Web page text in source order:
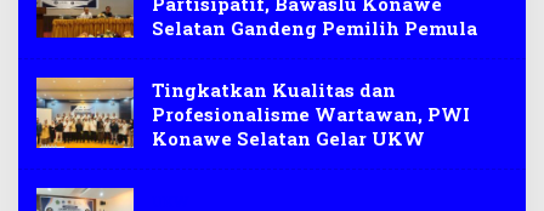
Selatan Gandeng Pemilih Pemula
Tingkatkan Kualitas dan
Profesionalisme Wartawan, PWI
Konawe Selatan Gelar UKW